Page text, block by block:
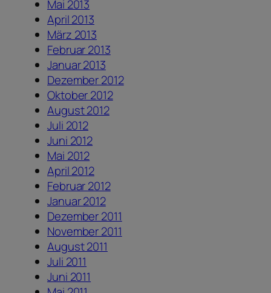
Mai 2013
April 2013
März 2013
Februar 2013
Januar 2013
Dezember 2012
Oktober 2012
August 2012
Juli 2012
Juni 2012
Mai 2012
April 2012
Februar 2012
Januar 2012
Dezember 2011
November 2011
August 2011
Juli 2011
Juni 2011